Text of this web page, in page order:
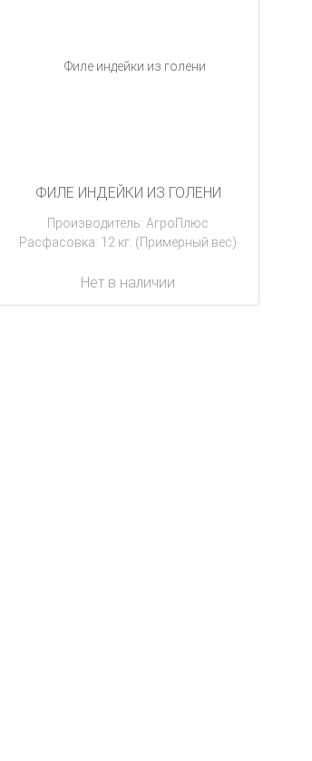
ФИЛЕ ИНДЕЙКИ ИЗ ГОЛЕНИ
Производитель: АгроПлюс
Расфасовка: 12 кг. (Примерный вес)
Нет в наличии